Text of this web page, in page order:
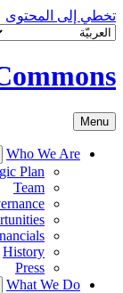
تخطي إلى المحتوى
Menu
Who We Are
Plan
Team
History
Press
What We Do